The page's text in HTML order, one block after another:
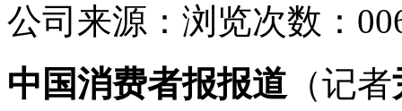
公司 来源： 浏览次数：
中国消费者报报道 （记者